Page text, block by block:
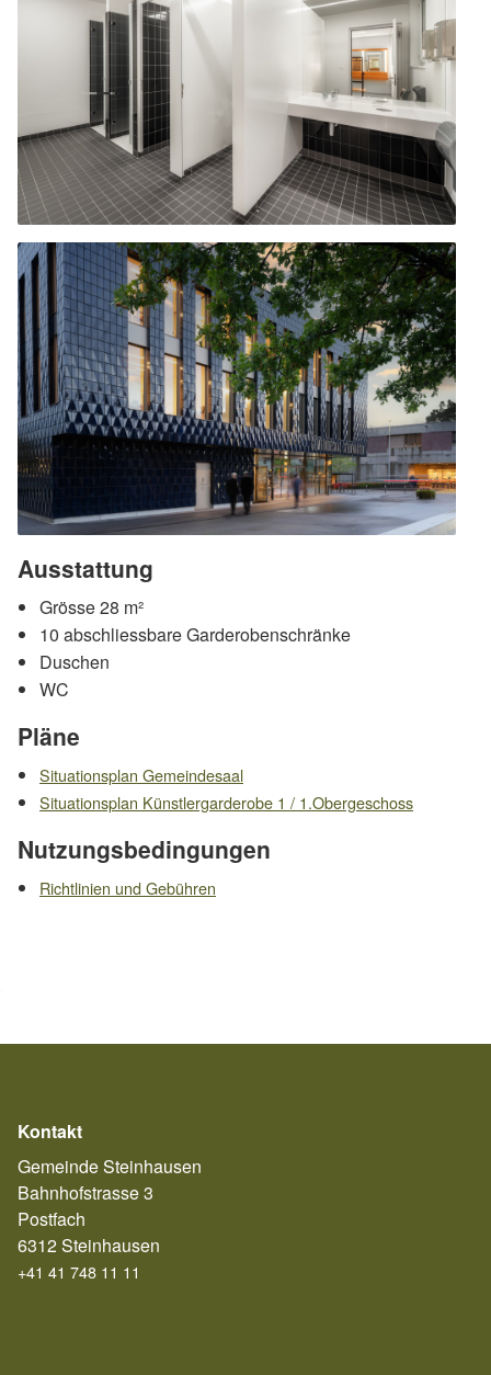
Ausstattung
Grösse 28 m²
10 abschliessbare Garderobenschränke
Duschen
WC
Pläne
Situationsplan Gemeindesaal
Situationsplan Künstlergarderobe 1 / 1.Obergeschoss
Nutzungsbedingungen
Richtlinien und Gebühren
Kontakt
Gemeinde Steinhausen
Bahnhofstrasse 3
Postfach
6312 Steinhausen
+41 41 748 11 11